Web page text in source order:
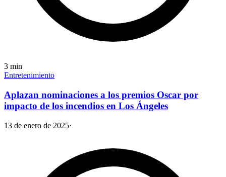
3 min
Entretenimiento
Aplazan nominaciones a los premios Oscar por
impacto de los incendios en Los Ángeles
13 de enero de 2025·